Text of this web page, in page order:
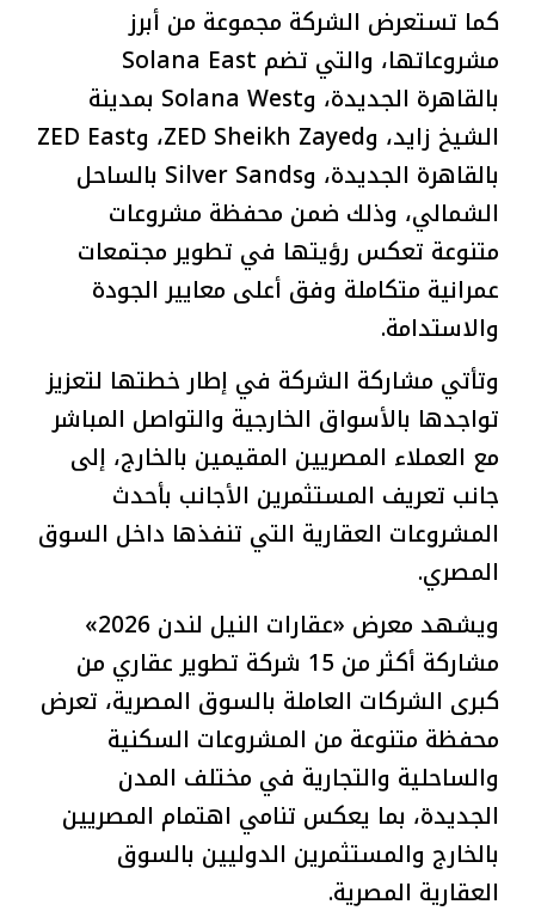
كما تستعرض الشركة مجموعة من أبرز
مشروعاتها، والتي تضم Solana East
بالقاهرة الجديدة، وSolana West بمدينة
الشيخ زايد، وZED Sheikh Zayed، وZED East
بالقاهرة الجديدة، وSilver Sands بالساحل
الشمالي، وذلك ضمن محفظة مشروعات
متنوعة تعكس رؤيتها في تطوير مجتمعات
عمرانية متكاملة وفق أعلى معايير الجودة
والاستدامة.
وتأتي مشاركة الشركة في إطار خطتها لتعزيز
تواجدها بالأسواق الخارجية والتواصل المباشر
مع العملاء المصريين المقيمين بالخارج، إلى
جانب تعريف المستثمرين الأجانب بأحدث
المشروعات العقارية التي تنفذها داخل السوق
المصري.
ويشهد معرض «عقارات النيل لندن 2026»
مشاركة أكثر من 15 شركة تطوير عقاري من
كبرى الشركات العاملة بالسوق المصرية، تعرض
محفظة متنوعة من المشروعات السكنية
والساحلية والتجارية في مختلف المدن
الجديدة، بما يعكس تنامي اهتمام المصريين
بالخارج والمستثمرين الدوليين بالسوق
العقارية المصرية.